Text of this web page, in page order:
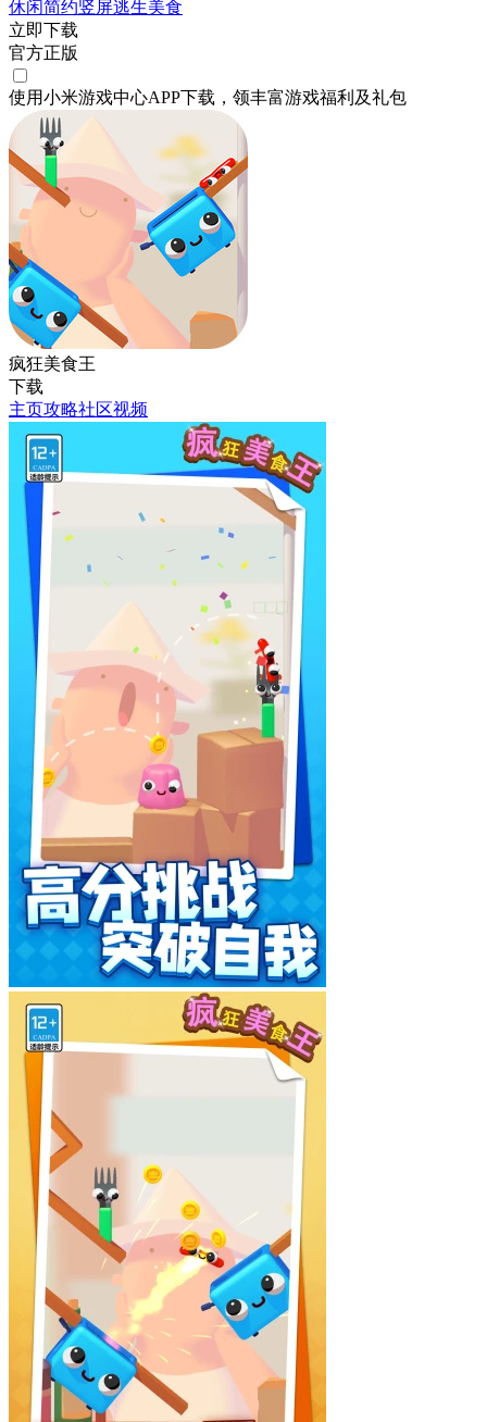
休闲简约竖屏逃生美食
立即下载
官方正版
使用小米游戏中心APP下载 ，领丰富游戏福利 及礼包
疯狂美食王
下载
主页攻略社区视频